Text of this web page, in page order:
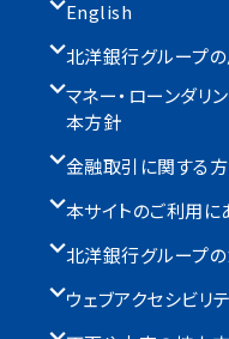
English
北洋銀行グループ
マネー・ローンダ
本方針
金融取引に関する
本サイトのご利用に
北洋銀行グループの
ウェブアクセシビリ